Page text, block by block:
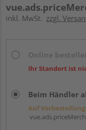
inkl. MwSt. zzgl.
Ihr Standort ist
Beim Händler
Auf Vorbestellung: